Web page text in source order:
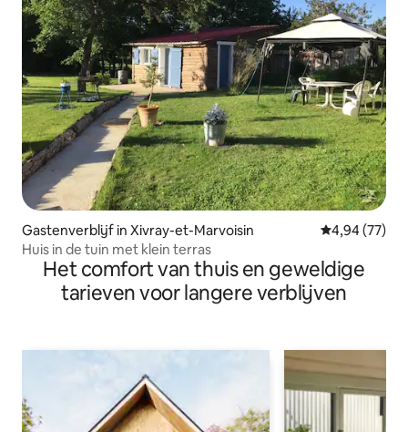
Gastenverblijf in Xivray-et-Marvoisin Gemiddelde
4,94 (77)
Huis in de tuin met klein terras
Het comfort van thuis en geweldige
tarieven voor langere verblijven